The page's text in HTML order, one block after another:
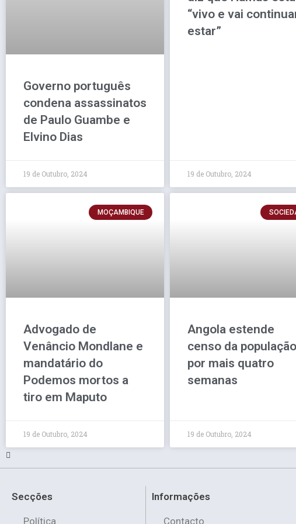
Governo português
condena assassinatos
de Paulo Guambe e
Elvino Dias
19 de Outubro, 2024
“vivo e vai
estar”
19 de Outubro, 2024
MOÇAMBIQUE
Advogado de
Venâncio Mondlane e
mandatário do
Podemos mortos a
tiro em Maputo
19 de Outubro, 2024
Angola estende
censo da população
por mais quatro
semanas
19 de Outubro, 2024
Secções
Política
Informações
Contacto